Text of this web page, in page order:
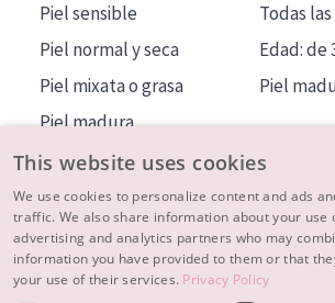
Piel sensible
Piel normal y seca
Piel mixata o grasa
Piel madura
Piel expuesta al sol
Piel menopáusica
Todas
Edad: de
Piel
MÁS SOBRE NOSOTROS
INSPIRACIÓN
This website uses cookies
We use cookies to personalize content and ads
traffic. We also share information about your use
advertising and analytics partners who may
information you have provided to them or that
your use of their services. Privacy Policy